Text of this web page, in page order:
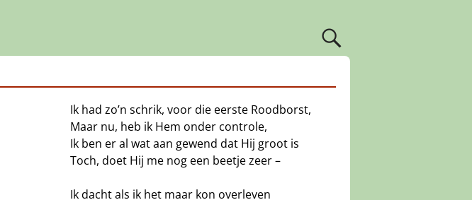
Ik had zo’n schrik, voor die eerste Roodborst,
Maar nu, heb ik Hem onder controle,
Ik ben er al wat aan gewend dat Hij groot is
Toch, doet Hij me nog een beetje zeer –
Ik dacht als ik het maar kon overleven